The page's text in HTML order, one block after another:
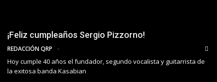
¡Feliz cumpleaños Sergio Pizzorno!
REDACCIÓN QRP
Hoy cumple 40 años el fundador, segundo vocalista y guitarrista de
la exitosa banda Kasabian